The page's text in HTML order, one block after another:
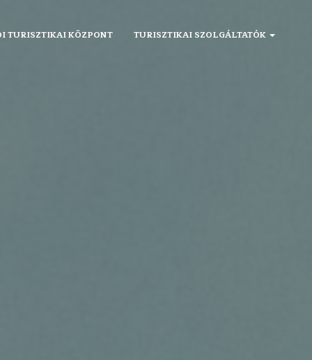
TURISZTIKAI KÖZPONT TURISZTIKAI SZOLGÁLTATÓK